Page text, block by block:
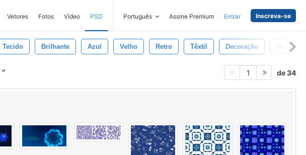
Vetores Fotos Vídeo PSD Português Assine Premium Entrar Inscreva-se
Tecido Brilhante Azul Velho Retro Têxtil Decoração Material
1 de 34